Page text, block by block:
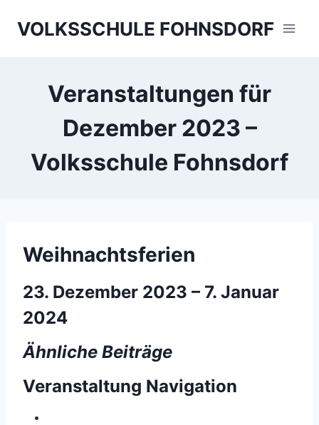
VOLKSSCHULE FOHNSDORF
Veranstaltungen für
Dezember 2023 –
Volksschule Fohnsdorf
Weihnachtsferien
23. Dezember 2023 – 7. Januar
2024
Ähnliche Beiträge
Veranstaltung Navigation